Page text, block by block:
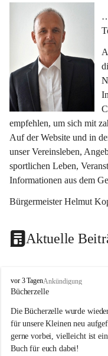
empfehlen, um sich mit
Auf der Website und in
unser Vereinsleben,
sportlichen Leben,
Informationen aus dem
Bürgermeister Helmut
Aktuelle
T
o
a
j
vor 3 TagenAnkündigung
Bücherzelle
Die Bücherzelle wurde
für unsere Kleinen neu
gerne vorbei, vielleicht ist ein
Buch für euch dabei!